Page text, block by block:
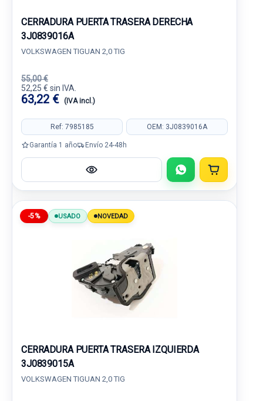
CERRADURA PUERTA TRASERA DERECHA
3J0839016A
VOLKSWAGEN TIGUAN 2,0 TIG
55,00 €
52,25 € sin IVA.
63,22 € (IVA incl.)
Ref: 7985185 OEM: 3J0839016A
Garantía 1 año Envío 24-48h
-5% USADO NOVEDAD
CERRADURA PUERTA TRASERA IZQUIERDA
3J0839015A
VOLKSWAGEN TIGUAN 2,0 TIG